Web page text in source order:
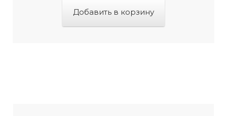
Добавить в корзину